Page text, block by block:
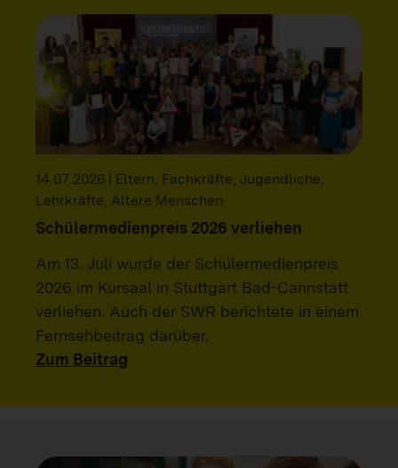
14.07.2026 | Eltern, Fachkräfte, Jugendliche,
Lehrkräfte, Ältere Menschen
Schülermedienpreis 2026 verliehen
Am 13. Juli wurde der Schülermedienpreis
2026 im Kursaal in Stuttgart Bad-Cannstatt
verliehen. Auch der SWR berichtete in einem
Fernsehbeitrag darüber.
Zum Beitrag